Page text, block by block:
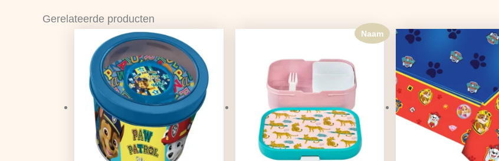
Gerelateerde producten
Naam